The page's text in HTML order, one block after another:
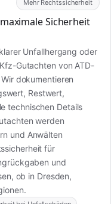
Mehr Rechtssicherheit
Sicherheit
Unfallhergang oder
Gutachten von ATD-
dokumentieren
Restwert,
technischen Details
werden
und Anwälten
für
und
ob in Dresden,